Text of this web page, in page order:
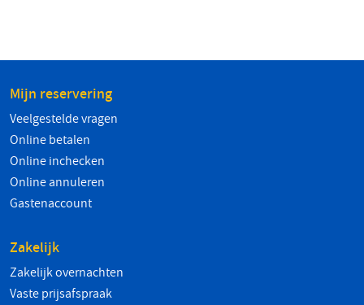
Mijn reservering
Veelgestelde vragen
Online betalen
Online inchecken
Online annuleren
Gastenaccount
Zakelijk
Zakelijk overnachten
Vaste prijsafspraak